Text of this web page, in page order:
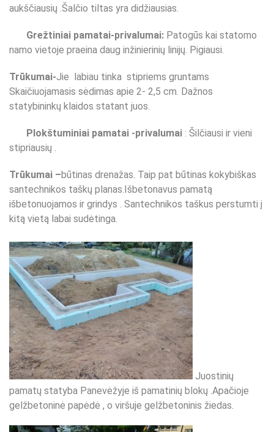
aukščiausių .Šalčio tiltas yra didžiausias.
Grežtiniai pamatai-privalumai: Patogūs kai statomo
namo vietoje praeina daug inžinierinių linijų. Pigiausi.
Trūkumai-Jie labiau tinka stipriems gruntams
Skaičiuojamasis sėdimas apie 2- 2,5 cm. Dažnos
statybininkų klaidos statant juos.
Plokštuminiai pamatai -privalumai : Šilčiausi ir vieni
stipriausių .
Trūkumai –būtinas drenažas. Taip pat būtinas kokybiškas
santechnikos taškų planas.Išbetonavus pamatą
išbetonuojamos ir grindys . Santechnikos taškus perstumti į
kitą vietą labai sudėtinga.
Juostinių
pamatų statyba Panevėžyje iš pamatinių blokų .Apačioje
gelžbetoninė papėdė , o viršuje gelžbetoninis žiedas.